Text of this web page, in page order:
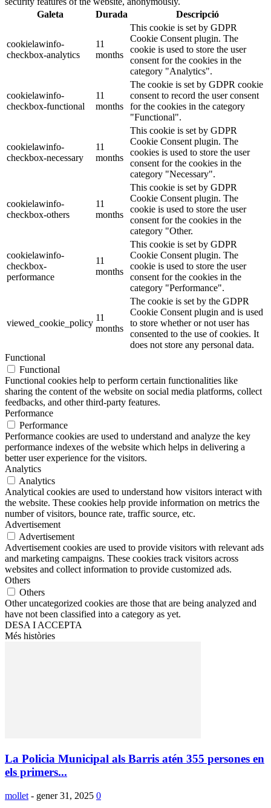
Galeta
Durada Descripció
cookielawinfo-
checkbox-analytics
11
months
This cookie is set by GDPR
Cookie Consent plugin. The
cookie is used to store the user
consent for the cookies in the
category "Analytics".
cookielawinfo-
checkbox-functional
11
months
The cookie is set by GDPR cookie
consent to record the user consent
for the cookies in the category
"Functional".
cookielawinfo-
checkbox-necessary
11
months
This cookie is set by GDPR
Cookie Consent plugin. The
cookies is used to store the user
consent for the cookies in the
category "Necessary".
cookielawinfo-
checkbox-others
11
months
This cookie is set by GDPR
Cookie Consent plugin. The
cookie is used to store the user
consent for the cookies in the
category "Other.
cookielawinfo-
checkbox-
performance
11
months
This cookie is set by GDPR
Cookie Consent plugin. The
cookie is used to store the user
consent for the cookies in the
category "Performance".
viewed_cookie_policy
11
months
The cookie is set by the GDPR
Cookie Consent plugin and is used
to store whether or not user has
consented to the use of cookies. It
does not store any personal data.
Functional
Functional
Functional cookies help to perform certain functionalities like
sharing the content of the website on social media platforms, collect
feedbacks, and other third-party features.
Performance
Performance
Performance cookies are used to understand and analyze the key
performance indexes of the website which helps in delivering a
better user experience for the visitors.
Analytics
Analytics
Analytical cookies are used to understand how visitors interact with
the website. These cookies help provide information on metrics the
number of visitors, bounce rate, traffic source, etc.
Advertisement
Advertisement
Advertisement cookies are used to provide visitors with relevant ads
and marketing campaigns. These cookies track visitors across
websites and collect information to provide customized ads.
Others
Others
Other uncategorized cookies are those that are being analyzed and
have not been classified into a category as yet.
DESA I ACCEPTA
Més històries
La Policia Municipal als Barris atén 355 persones en
els primers...
mollet - gener 31, 2025 0